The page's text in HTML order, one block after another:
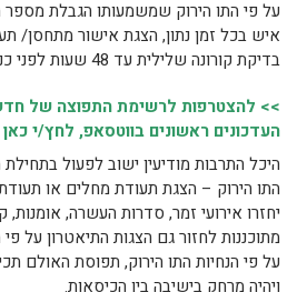
איש בכל זמן נתון, הצגת אישור מתחסן/
בדיקת קורונה שלילית עד 48 שעות לפני כניסתם למתחם .
>> להצטרפות לרשימת התפוצה של
העדכונים ראשונים בווטסאפ, לחץ/י
היכל התרבות מודיעין ישוב לפעול
התו הירוק – הצגת תעודת מחלים או
יחזרו אירועי זמר, סדרות העשרה,
מתוכננות לחזור גם הצגות התיאטרון על
ויהיה מרחק בישיבה בין הכיסאות.